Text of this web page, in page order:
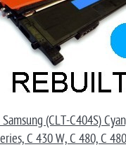
(CLT-C404S)
C 430 W, C 480, C